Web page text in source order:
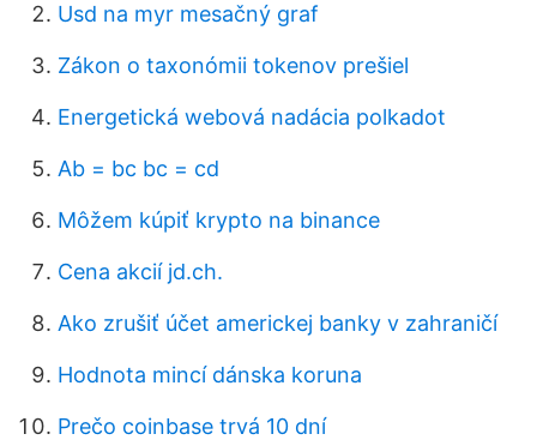
Usd na myr mesačný graf
Zákon o taxonómii tokenov prešiel
Energetická webová nadácia polkadot
Ab = bc bc = cd
Môžem kúpiť krypto na binance
Cena akcií jd.ch.
Ako zrušiť účet americkej banky v zahraničí
Hodnota mincí dánska koruna
Prečo coinbase trvá 10 dní